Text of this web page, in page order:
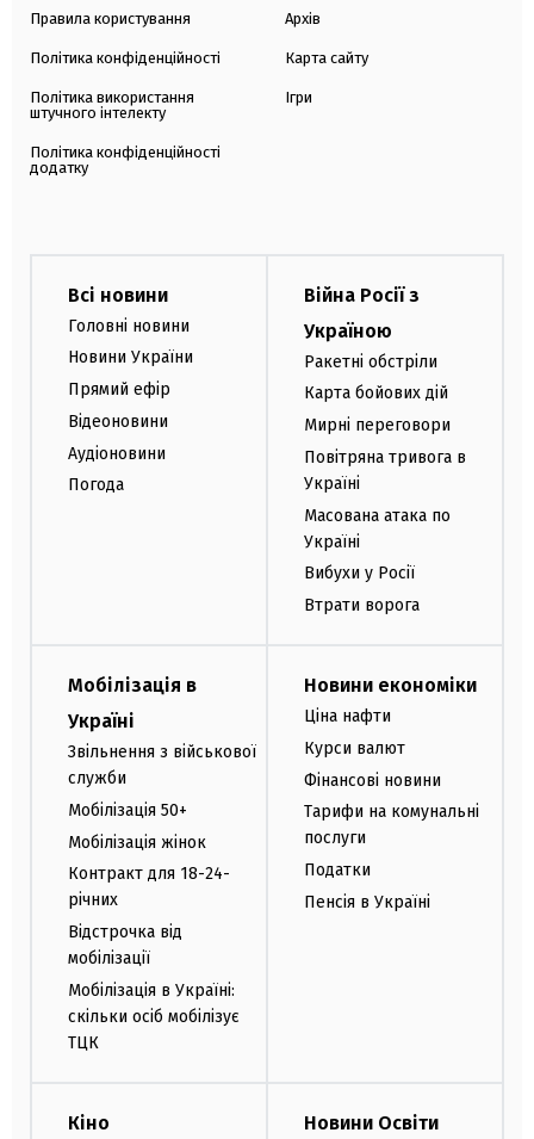
Правила користування
Політика конфіденційності
Політика використання
штучного інтелекту
Політика конфіденційності
додатку
Архів
Карта сайту
Ігри
Всі новини
Головні новини
Новини України
Прямий ефір
Відеоновини
Аудіоновини
Погода
Війна Росії з
Україною
Ракетні обстріли
Карта бойових дій
Мирні переговори
Повітряна тривога в
Україні
Масована атака по
Україні
Вибухи у Росії
Втрати ворога
Мобілізація в
Україні
Звільнення з військової
служби
Мобілізація 50+
Мобілізація жінок
Контракт для 18-24-
річних
Відстрочка від
мобілізації
Мобілізація в Україні:
скільки осіб мобілізує
ТЦК
Новини економіки
Ціна нафти
Курси валют
Фінансові новини
Тарифи на комунальні
послуги
Податки
Пенсія в Україні
Кіно Новини Освіти